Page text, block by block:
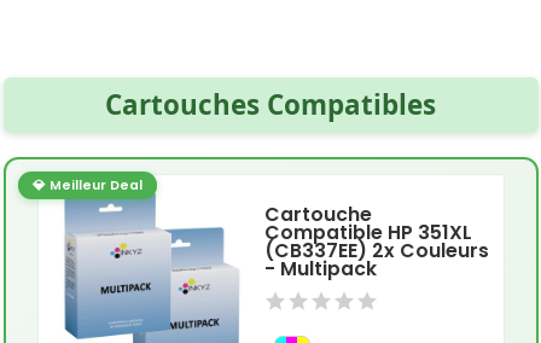
Cartouches Compatibles
💎 Meilleur Deal
Cartouche
Compatible HP 351XL
(CB337EE) 2x Couleurs
- Multipack